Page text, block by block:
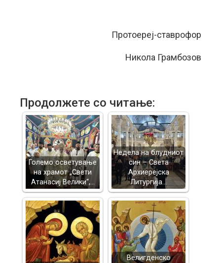
Протоереј-ставрофор
Никола Грамбозов
Продолжете со читање:
Големо осветување
на храмот „Свети
Атанасиј Велики“,…
Недела на блудниот
син – Света
Архиерејска
Литургија…
Велигденско